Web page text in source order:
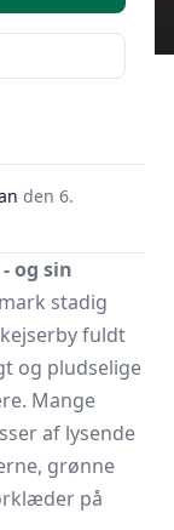
i
den 6.
og sin
stadig
fuldt
og pludselige
Mange
af lysende
grønne
på